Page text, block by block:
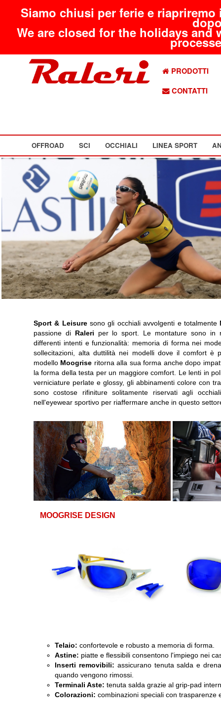
Siamo chiusi per ferie e
We are closed for the holidays
PRODOTTI
CONTATTI
OFFROAD SCI OCCHIALI LINEA SPORT
Sport & Leisuresono gli occhiali avvolgenti e totalmente
passione di Raleri per lo sport. Le montature sono in
differenti intenti e funzionalità: memoria di forma nei
sollecitazioni, alta duttilità nei modelli dove il comfort è
modello Moogrise ritorna alla sua forma anche dopo
la forma della testa per un maggiore comfort. Le lenti in
verniciature perlate e glossy, gli abbinamenti colore con
sono costose rifiniture solitamente riservati agli
nell'eyewear sportivo per riaffermare anche in questo
MOOGRISE DESIGN
Telaio: confortevole e robusto a memoria di forma.
Astine: piatte e flessibili consentono l'impiego nei
Inserti removibili: assicurano tenuta salda e
quando vengono rimossi.
Terminali Aste: tenuta salda grazie al grip-pad
Colorazioni: combinazioni speciali con trasparenze